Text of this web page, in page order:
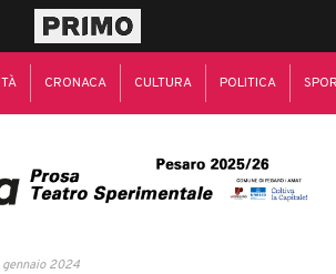
CRONACA CULTURA POLITICA
gennaio 2024